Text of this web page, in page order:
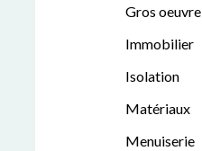
Gros oeuvre
Immobilier
Isolation
Matériaux
Menuiserie